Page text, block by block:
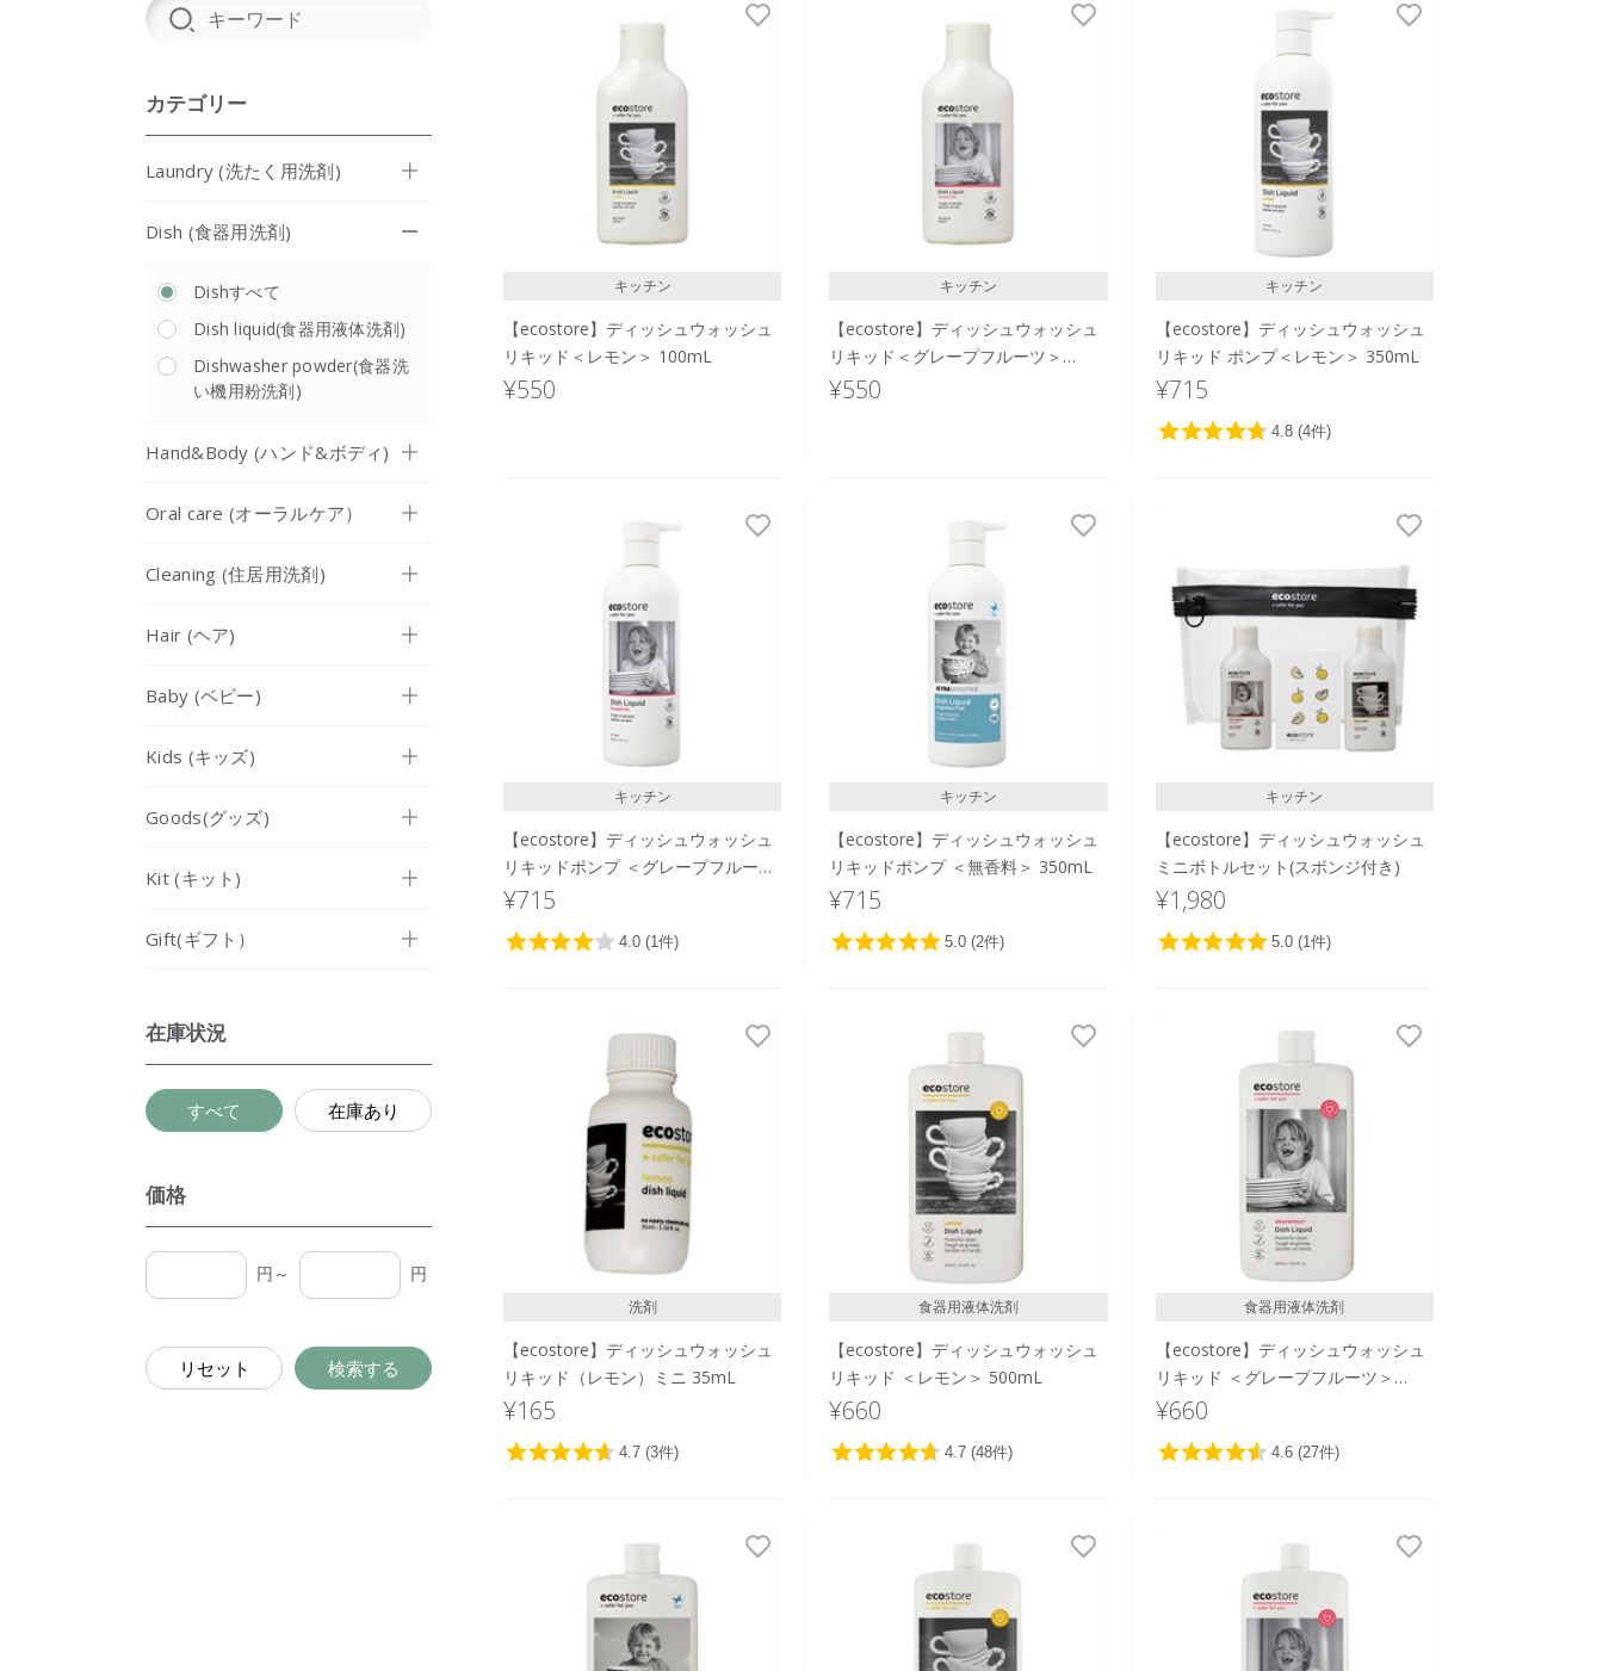
発売日順
カテゴリー
Laundry (洗たく用洗剤)
Dish (食器用洗剤)
Dishすべて
Dish liquid(食器用液体洗剤)
Dishwasher powder(食器洗
い機用粉洗剤)
Hand&Body (ハンド&ボディ)
Oral care (オーラルケア）
Cleaning (住居用洗剤)
Hair (ヘア)
Baby (ベビー)
Kids (キッズ)
Goods(グッズ)
Kit (キット)
Gift(ギフト）
在庫状況
すべて 在庫あり
価格
円～ 円
リセット 検索する
キッチン
【ecostore】ディッシュウォッシュ
リキッド＜レモン＞ 100mL
¥550
キッチン
【ecostore】ディッシュウォッシュ
リキッド＜グレープフルーツ＞
100mL
¥550
キッチン
【ecostore】ディッシュウォッシュ
リキッド ポンプ＜レモン＞ 350mL
¥715
キッチン
【ecostore】ディッシュウォッシュ
リキッドポンプ ＜グレープフルーツ
＞ 350mL
¥715
キッチン
【ecostore】ディッシュウォッシュ
リキッドポンプ ＜無香料＞ 350mL
¥715
キッチン
【ecostore】ディッシュウォッシュ
ミニボトルセット(スポンジ付き)
¥1,980
洗剤
【ecostore】ディッシュウォッシュ
リキッド（レモン）ミニ 35mL
¥165
食器用液体洗剤
【ecostore】ディッシュウォッシュ
リキッド ＜レモン＞ 500mL
¥660
食器用液体洗剤
【ecostore】ディッシュウォッシュ
リキッド ＜グレープフルーツ＞
500mL
¥660